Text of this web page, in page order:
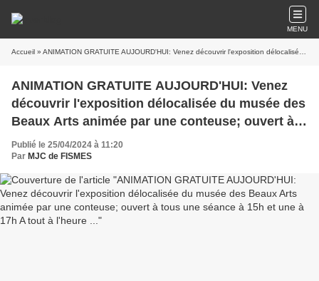
MENU
Accueil » ANIMATION GRATUITE AUJOURD'HUI: Venez découvrir l'exposition délocalisée du musée des Beaux Arts animée par une conteuse; ouvert à tous une séance à 15h et une à 17h A tout à l'heure ...
ANIMATION GRATUITE AUJOURD'HUI: Venez
découvrir l'exposition délocalisée du musée des
Beaux Arts animée par une conteuse; ouvert à
tous une séance à 15h et une à 17h A tout à
l'heure ...
Publié le 25/04/2024 à 11:20
Par MJC de FISMES